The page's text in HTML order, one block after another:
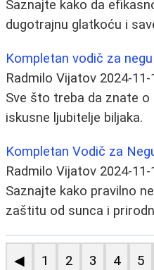
Saznajte kako da
dugotrajnu glatkoću i
Kompletan vodič za
Radmilo Vijatov 2024-11-
Sve što treba da znate o
iskusne ljubitelje biljaka.
Kompletan Vodič za
Radmilo Vijatov 2024-11-
Saznajte kako pravilno
zaštitu od sunca i
◀ 1 2 3 4 5